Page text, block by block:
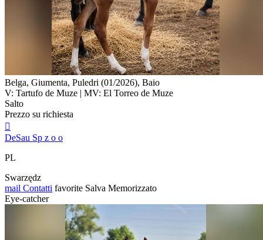
Belga, Giumenta, Puledri (01/2026), Baio
V: Tartufo de Muze | MV: El Torreo de Muze
Salto
Prezzo su richiesta

DeSau Sp z o o
PL
Swarzędz
mail Contatti favorite Salva Memorizzato
Eye-catcher